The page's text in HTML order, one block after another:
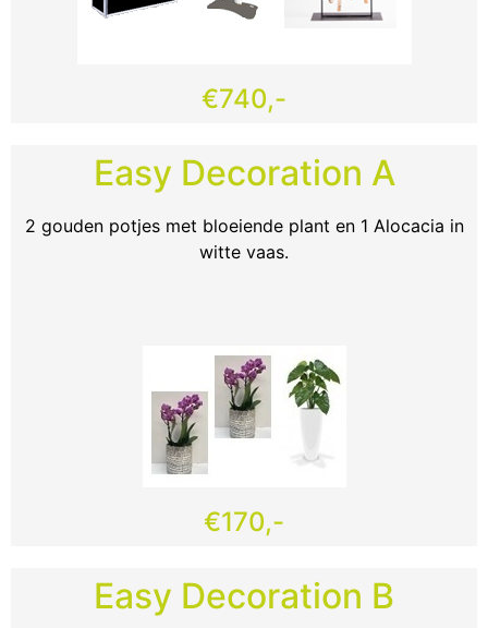
€740,-
Easy Decoration A
2 gouden potjes met bloeiende plant en 1 Alocacia in
witte vaas.
€170,-
Easy Decoration B